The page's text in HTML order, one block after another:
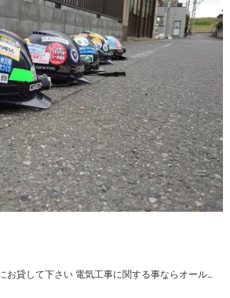
☆あなたの力を是非当社にお貸して下さい 電気工事に関する事ならオールマイティに対応しております（室内配線・室外配線、スイッチコンセント取付け、照明器具取付け、配電盤取付け、エアコン取付け、LANケーブル配線、アンテナ取付けなど） 【工具支給致します】 また新品工具と新品作業服を完全支給を致します。 高品質の作業服と工具入社してくれた方には支給致します♪